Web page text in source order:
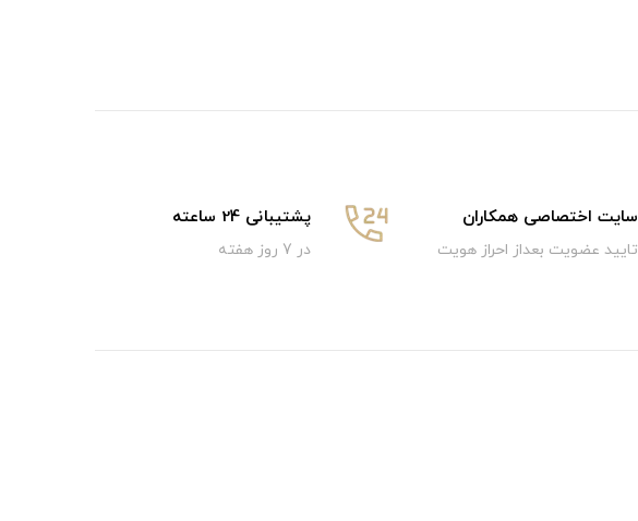
سایت اختصاصی همکاران
تایید عضویت بعداز احراز هویت
پشتیبانی 24 ساعته
در 7 روز هفته